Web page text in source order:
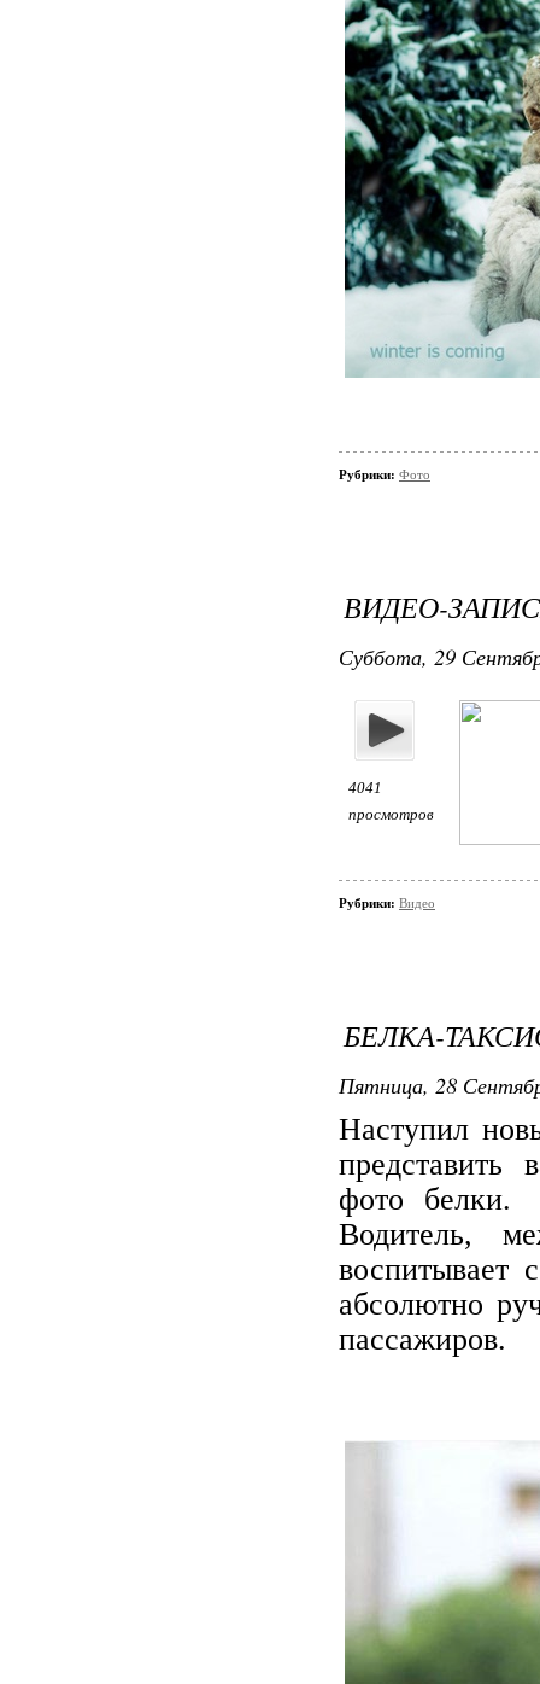
Рубрики: Фото
ВИДЕО-
Суббота, 29
4041
просмотров
Рубрики: Видео
БЕЛКА-
Пятница, 28
Наступил
фото белки.
Водитель,
воспитывает
абсолютно
пассажиров.